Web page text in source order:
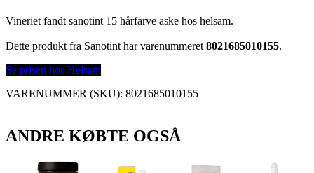
Vineriet fandt sanotint 15 hårfarve aske hos helsam.
Dette produkt fra Sanotint har varenummeret 8021685010155.
Se prisen hos Helsam
VARENUMMER (SKU): 8021685010155
ANDRE KØBTE OGSÅ